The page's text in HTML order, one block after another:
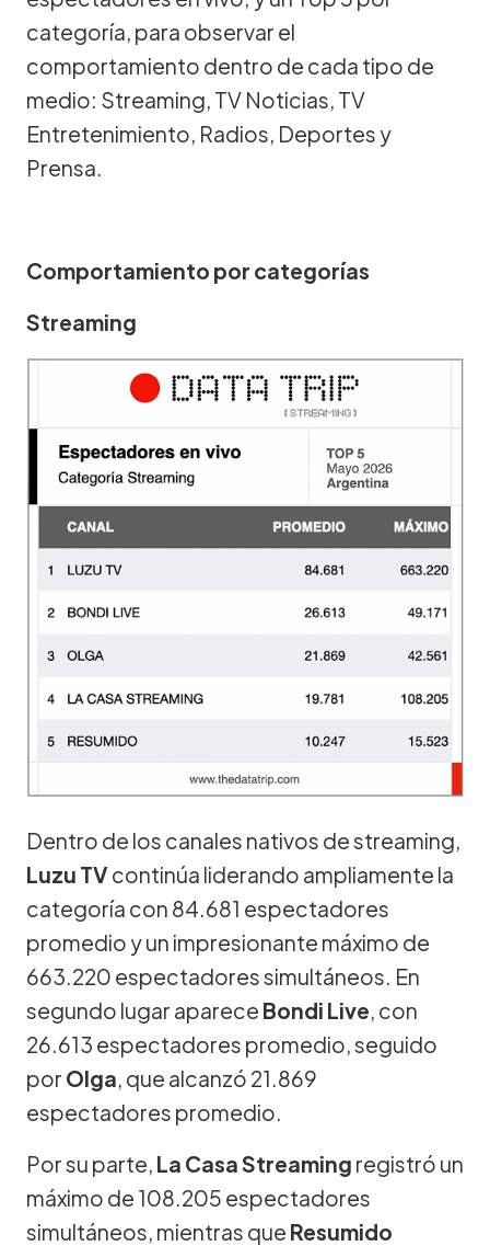
categoría, para observar el
comportamiento dentro de cada tipo de
medio: Streaming, TV Noticias, TV
Entretenimiento, Radios, Deportes y
Prensa.
Comportamiento por categorías
Streaming
Dentro de los canales nativos de streaming,
Luzu TVcontinúa liderando ampliamente la
categoría con 84.681 espectadores
promedio y un impresionante máximo de
663.220 espectadores simultáneos. En
segundo lugar aparece Bondi Live, con
26.613 espectadores promedio, seguido
por Olga, que alcanzó 21.869
espectadores promedio.
Por su parte, La Casa Streaming registró un
máximo de 108.205 espectadores
simultáneos, mientras que Resumido